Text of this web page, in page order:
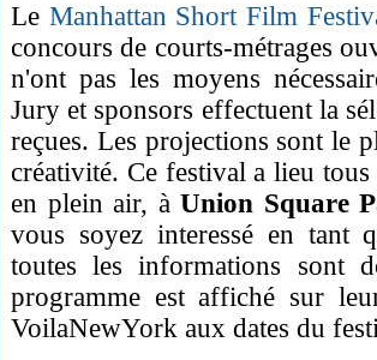
Le Manhattan Short Film
concours de courts-métrages
n'ont pas les moyens
Jury et sponsors effectuent la
reçues. Les projections sont le
créativité. Ce festival a lieu tous
en plein air, à Union Square
vous soyez interessé en tant
toutes les informations sont
programme est affiché sur
VoilaNewYork aux dates du